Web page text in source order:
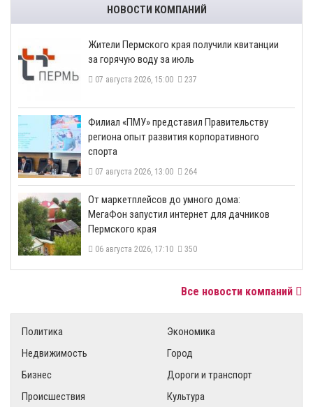
НОВОСТИ КОМПАНИЙ
​Жители Пермского края получили квитанции
за горячую воду за июль
07 августа 2026, 15:00 237
​Филиал «ПМУ» представил Правительству
региона опыт развития корпоративного
спорта
07 августа 2026, 13:00 264
От маркетплейсов до умного дома:
МегаФон запустил интернет для дачников
Пермского края
06 августа 2026, 17:10 350
Все новости компаний
Политика
Экономика
Недвижимость
Город
Бизнес
Дороги и транспорт
Происшествия
Культура